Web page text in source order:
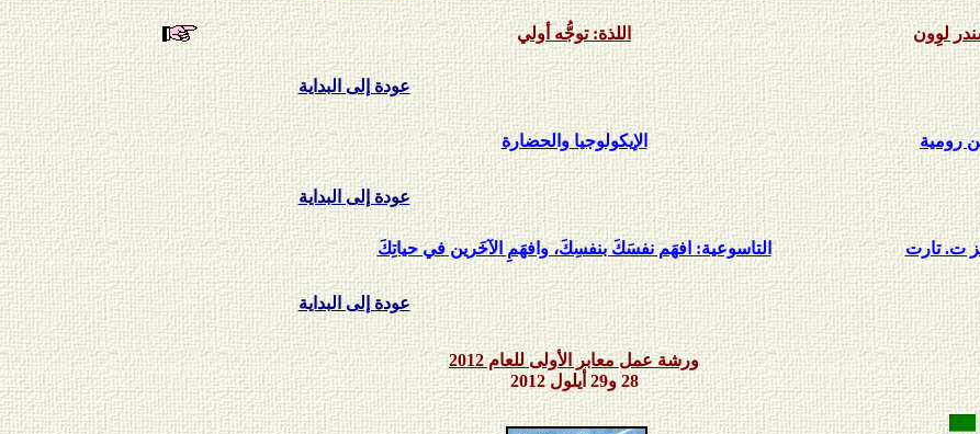
اللذة: توجُّه أولي لوِون
عودة إلى البداية
الإيكولوجيا والحضارة رومية
عودة إلى البداية
التاسوعية: افهَم نفسَكَ بنفسِكَ، وافهَمِ الآخَرين في حياتِكَ ت. تارت
عودة إلى البداية
ورشة عمل معابر الأولى للعام 2012
28 و29 أيلول 2012